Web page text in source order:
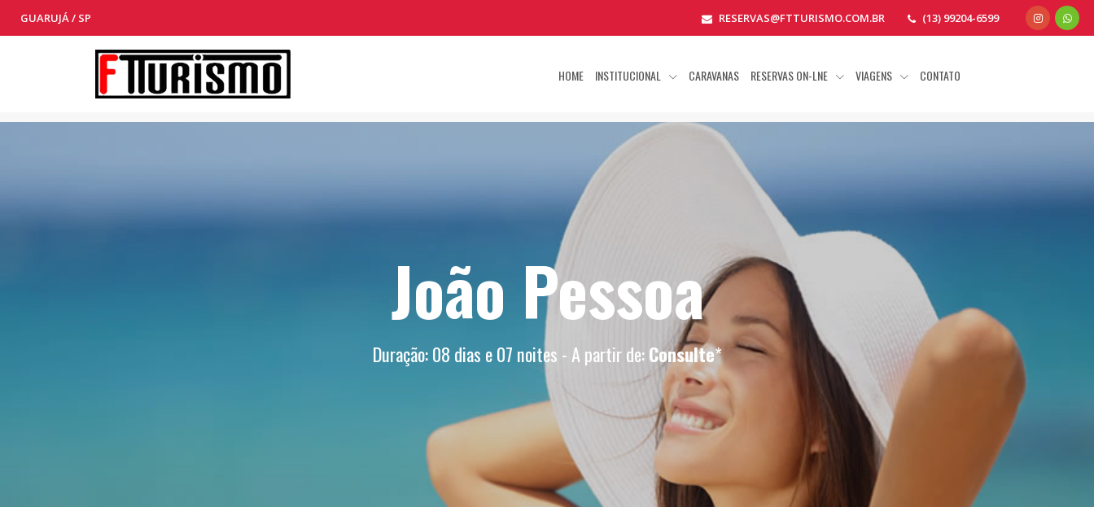
GUARUJÁ / SP RESERVAS@FTTURISMO.COM.BR (13) 99204-6599
HOME INSTITUCIONAL CARAVANAS RESERVAS ON-LNE VIAGENS CONTATO
João Pessoa
Duração: 08 dias e 07 noites - A partir de:Consulte*